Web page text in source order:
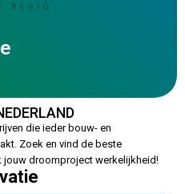
die ieder bouw- en
Zoek en vind de beste
jouw droomproject werkelijkheid!